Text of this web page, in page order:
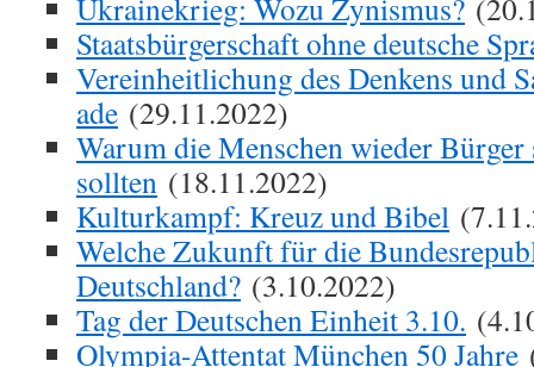
Ukrainekrieg: Wozu Zynismus?
Staatsbürgerschaft ohne deutsche
Vereinheitlichung des Denkens und
ade (29.11.2022)
Warum die Menschen wieder Bürger
sollten (18.11.2022)
Kulturkampf: Kreuz und Bibel
Welche Zukunft für die
Deutschland? (3.10.2022)
Tag der Deutschen Einheit 3.10.
Olympia-Attentat München 50 Jahre